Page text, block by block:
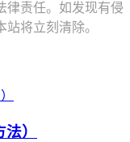
律责任。如发现有侵
站将立刻清除。
）